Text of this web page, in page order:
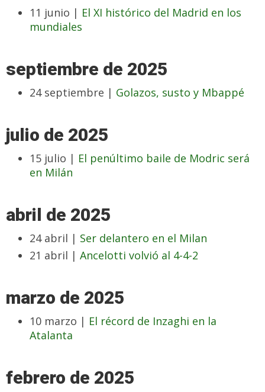
11 junio | El XI histórico del Madrid en los
mundiales
septiembre de 2025
24 septiembre | Golazos, susto y Mbappé
julio de 2025
15 julio | El penúltimo baile de Modric será
en Milán
abril de 2025
24 abril | Ser delantero en el Milan
21 abril | Ancelotti volvió al 4-4-2
marzo de 2025
10 marzo | El récord de Inzaghi en la
Atalanta
febrero de 2025